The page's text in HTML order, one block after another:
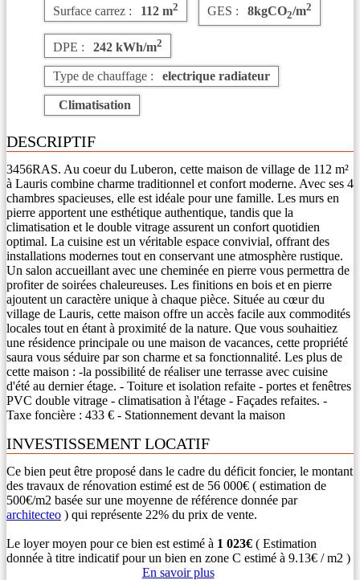
Surface carrez : 112 m2 GES : 8kgCO2/m2
DPE : 242 kWh/m2
Type de chauffage : electrique radiateur
Climatisation
DESCRIPTIF
3456RAS. Au coeur du Luberon, cette maison de village de 112 m²
à Lauris combine charme traditionnel et confort moderne. Avec ses 4
chambres spacieuses, elle est idéale pour une famille. Les murs en
pierre apportent une esthétique authentique, tandis que la
climatisation et le double vitrage assurent un confort quotidien
optimal. La cuisine est un véritable espace convivial, offrant des
installations modernes tout en conservant une atmosphère rustique.
Un salon accueillant avec une cheminée en pierre vous permettra de
profiter de soirées chaleureuses. Les finitions en bois et en pierre
ajoutent un caractère unique à chaque pièce. Située au cœur du
village de Lauris, cette maison offre un accès facile aux commodités
locales tout en étant à proximité de la nature. Que vous souhaitiez
une résidence principale ou une maison de vacances, cette propriété
saura vous séduire par son charme et sa fonctionnalité. Les plus de
cette maison : -la possibilité de réaliser une terrasse avec cuisine
d'été au dernier étage. - Toiture et isolation refaite - portes et fenêtres
PVC double vitrage - climatisation à l'étage - Façades refaites. -
Taxe foncière : 433 € - Stationnement devant la maison
INVESTISSEMENT LOCATIF
Ce bien peut être proposé dans le cadre du déficit foncier, le montant
des travaux de rénovation estimé est de 56 000€ ( estimation de
500€/m2 basée sur une moyenne de référence donnée par
architecteo ) qui représente 22% du prix de vente.
Le loyer moyen pour ce bien est estimé à 1 023€ ( Estimation
donnée à titre indicatif pour un bien en zone C estimé à 9.13€ / m2 )
En savoir plus